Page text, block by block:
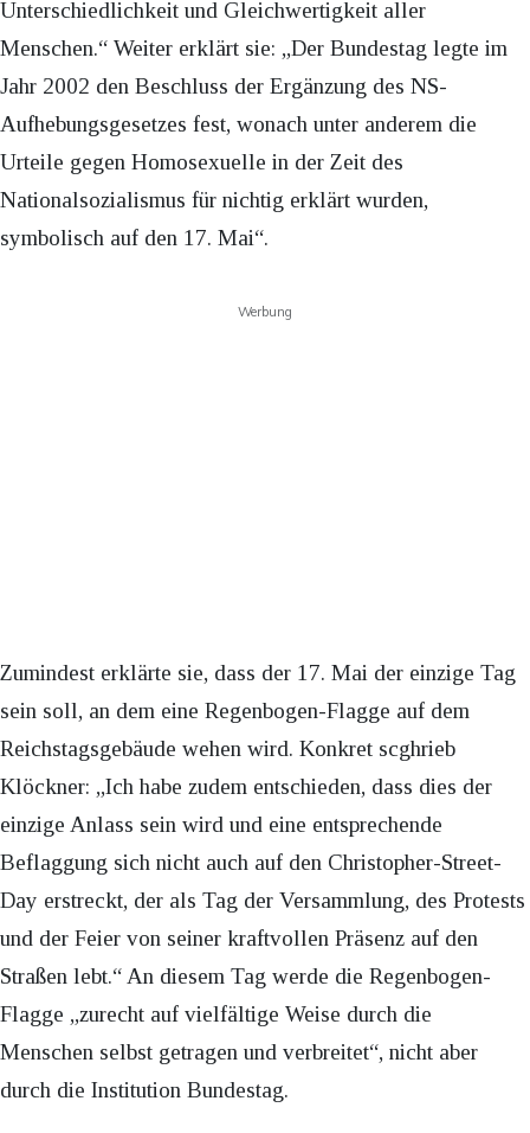
Unterschiedlichkeit und Gleichwertigkeit aller
Menschen.“ Weiter erklärt sie: „Der Bundestag legte im
Jahr 2002 den Beschluss der Ergänzung des NS-
Aufhebungsgesetzes fest, wonach unter anderem die
Urteile gegen Homosexuelle in der Zeit des
Nationalsozialismus für nichtig erklärt wurden,
symbolisch auf den 17. Mai“.
Werbung
Zumindest erklärte sie, dass der 17. Mai der einzige Tag
sein soll, an dem eine Regenbogen-Flagge auf dem
Reichstagsgebäude wehen wird. Konkret scghrieb
Klöckner: „Ich habe zudem entschieden, dass dies der
einzige Anlass sein wird und eine entsprechende
Beflaggung sich nicht auch auf den Christopher-Street-
Day erstreckt, der als Tag der Versammlung, des Protests
und der Feier von seiner kraftvollen Präsenz auf den
Straßen lebt.“ An diesem Tag werde die Regenbogen-
Flagge „zurecht auf vielfältige Weise durch die
Menschen selbst getragen und verbreitet“, nicht aber
durch die Institution Bundestag.